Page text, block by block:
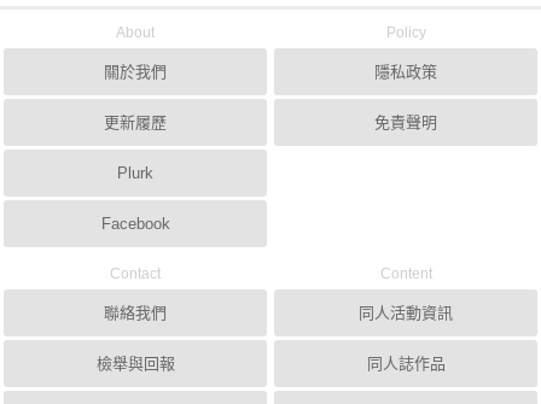
About
關於我們
更新履歷
Plurk
Facebook
Policy
隱私政策
免責聲明
Contact
聯絡我們
檢舉與回報
Content
同人活動資訊
同人誌作品